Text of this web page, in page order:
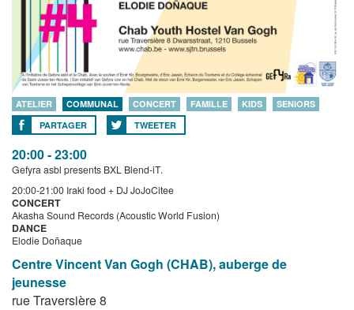
ATELIER COMMUNAL CONCERT FAMILLE KIDS
SENIORS
PARTAGER
TWEETER
20:00 - 23:00
Gefyra asbl presents BXL Blend-iT.
20:00-21:00 Iraki food + DJ JoJoCitee
CONCERT
Akasha Sound Records (Acoustic World Fusion)
DANCE
Elodie Doñaque
Centre Vincent Van Gogh (CHAB), auberge de
jeunesse
rue Traversière 8